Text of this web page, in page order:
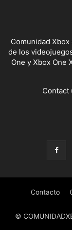
Comunidad
de los
One y Xbox One
Contact
Contacto
©